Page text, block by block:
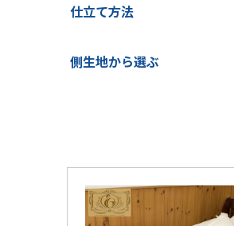
仕立て方法
側生地から選ぶ